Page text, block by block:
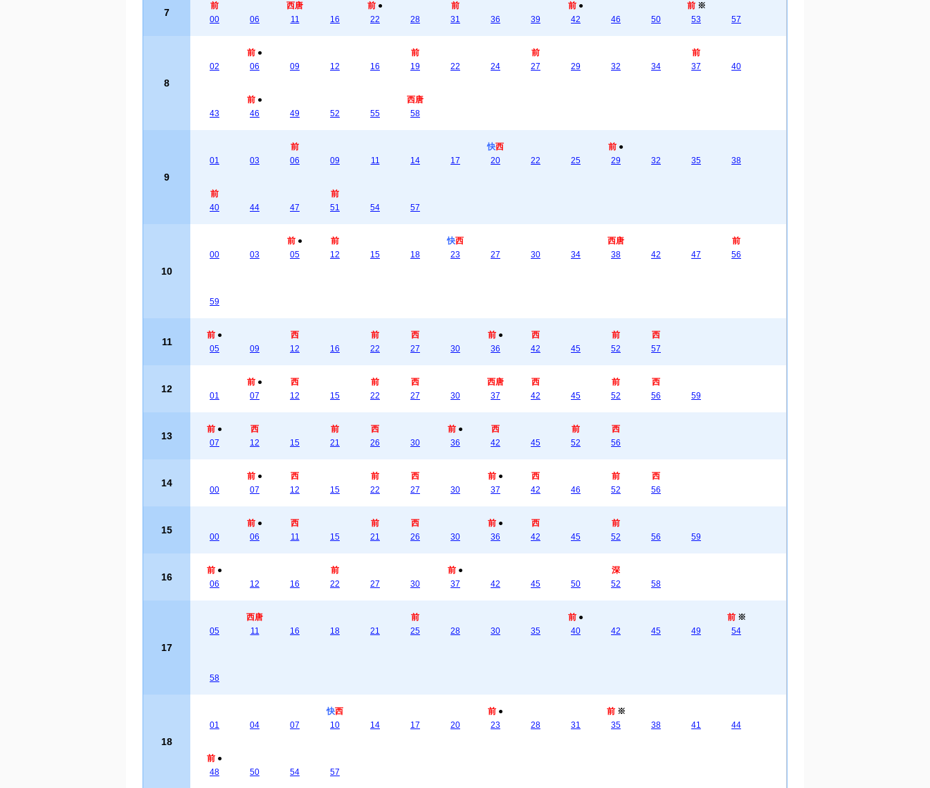
7
前
00
06
西唐
11
16
前 ●
22
28
前
31
36 39
前 ●
42
46 50
前 ※
53
57
8
02
前 ●
06
09 12 16
前
19
22 24
前
27
29 32 34
前
37
40
43
前 ●
46
49 52 55
西唐
58
9
01 03
前
06
09 11 14 17
快西
20
22 25
前 ●
29
32 35 38
前
40
44 47
前
51
54 57
10
00 03
前 ●
05
前
12
15 18
快西
23
27 30 34
西唐
38
42 47
前
56
59
11
前 ●
05
09
西
12
16
前
22
西
27
30
前 ●
36
西
42
45
前
52
西
57
12
01
前 ●
07
西
12
15
前
22
西
27
30
西唐
37
西
42
45
前
52
西
56
59
13
前 ●
07
西
12
15
前
21
西
26
30
前 ●
36
西
42
45
前
52
西
56
14
00
前 ●
07
西
12
15
前
22
西
27
30
前 ●
37
西
42
46
前
52
西
56
15
00
前 ●
06
西
11
15
前
21
西
26
30
前 ●
36
西
42
45
前
52
56 59
16
前 ●
06
12 16
前
22
27 30
前 ●
37
42 45 50
深
52
58
17
05
西唐
11
16 18 21
前
25
28 30 35
前 ●
40
42 45 49
前 ※
54
58
18
01 04 07
快西
10
14 17 20
前 ●
23
28 31
前 ※
35
38 41 44
前 ●
48
50 54 57